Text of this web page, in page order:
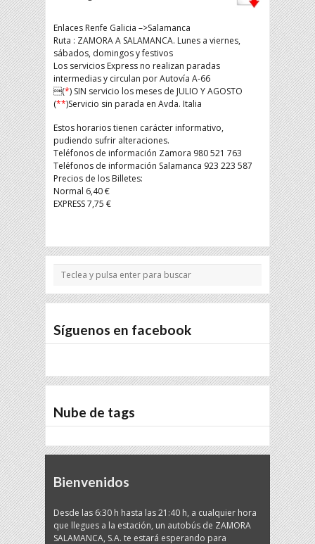
Enlaces Renfe Galicia –>Salamanca
Ruta : ZAMORA A SALAMANCA. Lunes a viernes,
sábados, domingos y festivos
Los servicios Express no realizan paradas
intermedias y circulan por Autovía A-66
(*) SIN servicio los meses de JULIO Y AGOSTO
(**)Servicio sin parada en Avda. Italia
Estos horarios tienen carácter informativo,
pudiendo sufrir alteraciones.
Teléfonos de información Zamora 980 521 763
Teléfonos de información Salamanca 923 223 587
Precios de los Billetes:
Normal 6,40 €
EXPRESS 7,75 €
Síguenos en facebook
Nube de tags
Bienvenidos
Desde las 6:30 h hasta las 21:40 h, a cualquier hora
que llegues a la estación, un autobús de ZAMORA
SALAMANCA, S.A. te estará esperando para